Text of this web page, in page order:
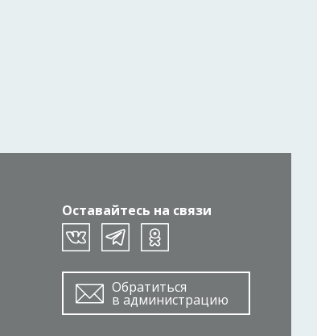
Оставайтесь на связи
Обратиться
в администрацию